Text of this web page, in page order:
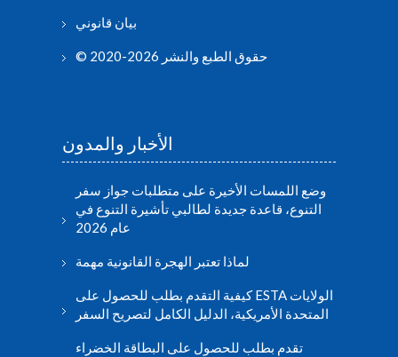
بيان قانوني
© حقوق الطبع والنشر 2026-2020
الأخبار والمدون
وضع اللمسات الأخيرة على متطلبات جواز سفر
التنوع، قاعدة جديدة لطالبي تأشيرة التنوع في
عام 2026
لماذا تعتبر الهجرة القانونية مهمة
كيفية التقدم بطلب للحصول على ESTA الولايات
المتحدة الأمريكية، الدليل الكامل لتصريح السفر
تقدم بطلب للحصول على البطاقة الخضراء